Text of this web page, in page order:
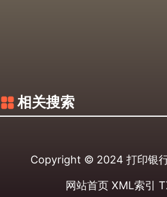
相关搜索
Copyright © 2024 打印银
网站首页 XML索引